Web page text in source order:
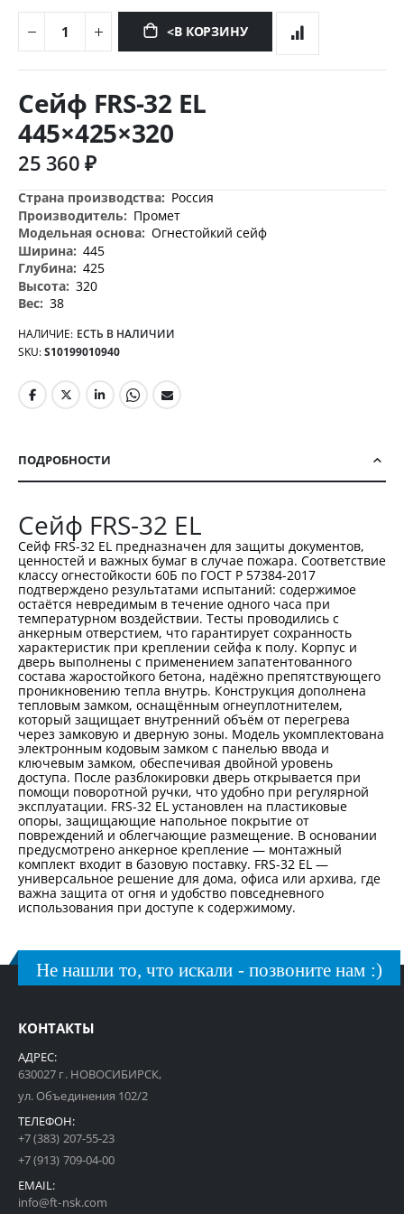
<В КОРЗИНУ
началу
изображений
Сейф FRS-32 EL
445×425×320
25 360 ₽
Дополнительная
информация
Россия
Промет
Огнестойкий сейф
445
425
320
38
НАЛИЧИЕ: ЕСТЬ В НАЛИЧИИ
SKU S10199010940
ПОДРОБНОСТИ
Сейф FRS-32 EL
Сейф FRS-32 EL предназначен для защиты документов,
ценностей и важных бумаг в случае пожара. Соответствие
классу огнестойкости 60Б по ГОСТ Р 57384-2017
подтверждено результатами испытаний: содержимое
остаётся невредимым в течение одного часа при
температурном воздействии. Тесты проводились с
анкерным отверстием, что гарантирует сохранность
характеристик при креплении сейфа к полу. Корпус и
дверь выполнены с применением запатентованного
состава жаростойкого бетона, надёжно препятствующего
проникновению тепла внутрь. Конструкция дополнена
тепловым замком, оснащённым огнеуплотнителем,
который защищает внутренний объём от перегрева
через замковую и дверную зоны. Модель укомплектована
электронным кодовым замком с панелью ввода и
ключевым замком, обеспечивая двойной уровень
доступа. После разблокировки дверь открывается при
помощи поворотной ручки, что удобно при регулярной
эксплуатации. FRS-32 EL установлен на пластиковые
опоры, защищающие напольное покрытие от
повреждений и облегчающие размещение. В основании
предусмотрено анкерное крепление — монтажный
комплект входит в базовую поставку. FRS-32 EL —
универсальное решение для дома, офиса или архива, где
важна защита от огня и удобство повседневного
использования при доступе к содержимому.
Не нашли то, что искали - позвоните нам :)
КОНТАКТЫ
АДРЕС:
630027 г. НОВОСИБИРСК,
ул. Объединения 102/2
ТЕЛЕФОН:
+7 (383) 207-55-23
+7 (913) 709-04-00
EMAIL:
info@ft-nsk.com